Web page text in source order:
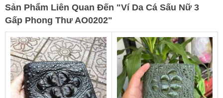
Sản Phẩm Liên Quan Đến "Ví Da Cá Sấu Nữ 3
Gấp Phong Thư AO0202"